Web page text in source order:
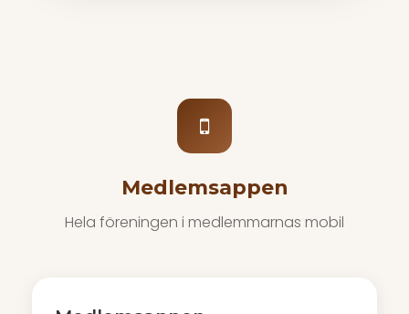
Medlemsappen
Hela föreningen i medlemmarnas mobil